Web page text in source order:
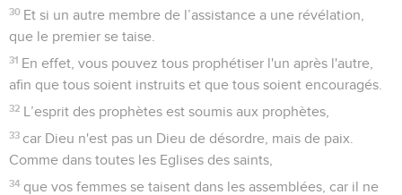
30 Et si un autre membre de l’assistance a une révélation,
que le premier se taise.
31 En effet, vous pouvez tous prophétiser l'un après l'autre,
afin que tous soient instruits et que tous soient encouragés.
32 L’esprit des prophètes est soumis aux prophètes,
33 car Dieu n'est pas un Dieu de désordre, mais de paix.
Comme dans toutes les Eglises des saints,
34 que vos femmes se taisent dans les assemblées, car il ne